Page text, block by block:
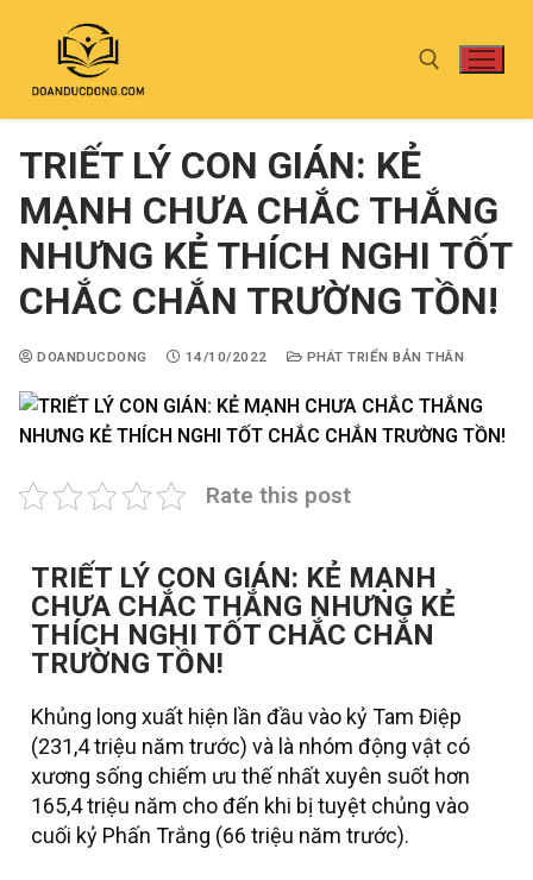
TRIẾT LÝ CON GIÁN: KẺ
MẠNH CHƯA CHẮC THẮNG
NHƯNG KẺ THÍCH NGHI TỐT
CHẮC CHẮN TRƯỜNG TỒN!
DOANDUCDONG 14/10/2022 PHÁT TRIỂN BẢN THÂN
Rate this post
TRIẾT LÝ CON GIÁN: KẺ MẠNH
CHƯA CHẮC THẮNG NHƯNG KẺ
THÍCH NGHI TỐT CHẮC CHẮN
TRƯỜNG TỒN!
Khủng long xuất hiện lần đầu vào kỷ Tam Điệp
(231,4 triệu năm trước) và là nhóm động vật có
xương sống chiếm ưu thế nhất xuyên suốt hơn
165,4 triệu năm cho đến khi bị tuyệt chủng vào
cuối kỷ Phấn Trắng (66 triệu năm trước).